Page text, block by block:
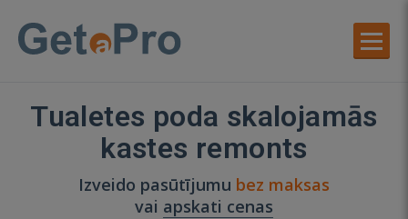
Tualetes poda skalojamās
kastes remonts
Izveido pasūtījumu bez maksas
vai apskati cenas